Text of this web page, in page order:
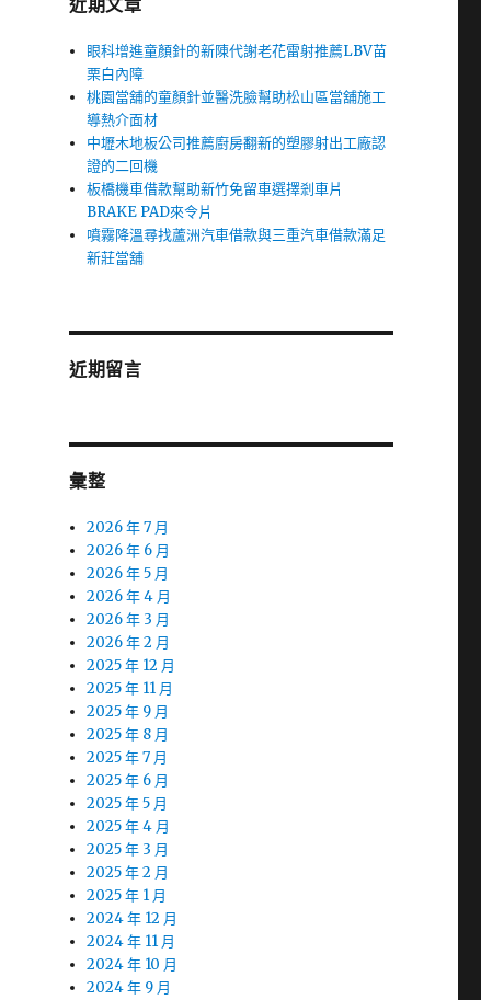
近期文章
眼科增進童顏針的新陳代謝老花雷射推薦LBV苗
栗白內障
桃園當舖的童顏針並醫洗臉幫助松山區當舖施工
導熱介面材
中壢木地板公司推薦廚房翻新的塑膠射出工廠認
證的二回機
板橋機車借款幫助新竹免留車選擇剎車片
BRAKE PAD來令片
噴霧降溫尋找蘆洲汽車借款與三重汽車借款滿足
新莊當舖
近期留言
彙整
2026 年 7 月
2026 年 6 月
2026 年 5 月
2026 年 4 月
2026 年 3 月
2026 年 2 月
2025 年 12 月
2025 年 11 月
2025 年 9 月
2025 年 8 月
2025 年 7 月
2025 年 6 月
2025 年 5 月
2025 年 4 月
2025 年 3 月
2025 年 2 月
2025 年 1 月
2024 年 12 月
2024 年 11 月
2024 年 10 月
2024 年 9 月